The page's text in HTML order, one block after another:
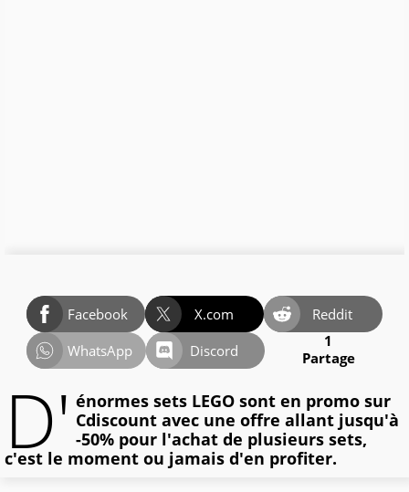
Facebook X.com
Reddit
WhatsApp
Discord
1
Partage
D' énormes sets LEGO sont en promo sur
Cdiscount avec une offre allant jusqu'à
-50% pour l'achat de plusieurs sets,
c'est le moment ou jamais d'en profiter.